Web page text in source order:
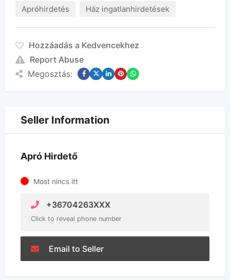
Apróhirdetés Ház ingatlanhirdetések
Hozzáadás a Kedvencekhez
Report Abuse
Megosztás:
Seller Information
Apró Hirdető
Most nincs itt
+36704263XXX
Click to reveal phone number
Email to Seller